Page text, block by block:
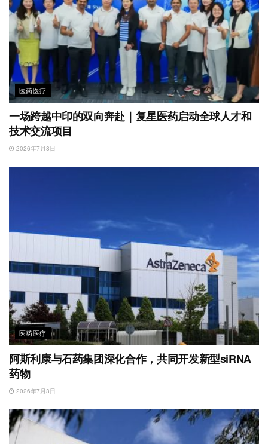
医药医疗
一场跨越中印的双向奔赴｜复星医药启动全球人才和
技术交流项目
2026年7月8日
医药医疗
阿斯利康与石药集团深化合作，共同开发新型siRNA
药物
2026年7月3日